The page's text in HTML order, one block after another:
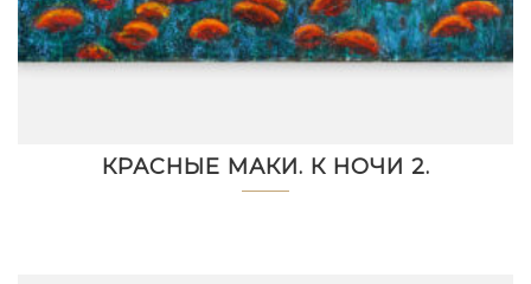
КРАСНЫЕ МАКИ. К НОЧИ 2.